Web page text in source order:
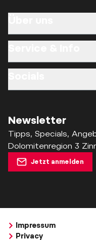
Newsletter
Tipps, Specials,
Dolomitenregion 3
Jetzt anmelden
Impressum
Privacy